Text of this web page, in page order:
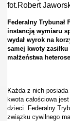
fot.Robert
Federalny
instancją wymiaru
wydał wyrok na
samej kwoty
małżeństwa
Każda z nich
kwota całościowa
dzieci. Federalny
związku cywilnego